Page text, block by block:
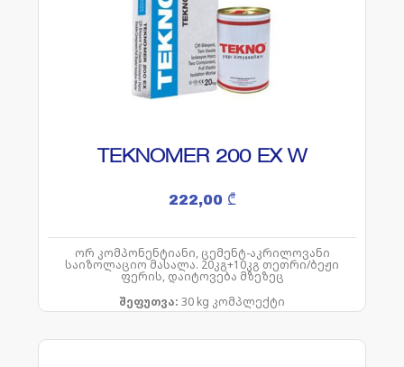
TEKNOMER 200 EX W
222,00 ₾
ორ კომპონენტიანი, ცემენტ-აკრილოვანი
საიზოლაციო მასალა. 20კგ+10კგ თეთრი/ბეჟი
ფერის, დაიტოვება მზეზეც
შეფუთვა: 30 kg კომპლექტი